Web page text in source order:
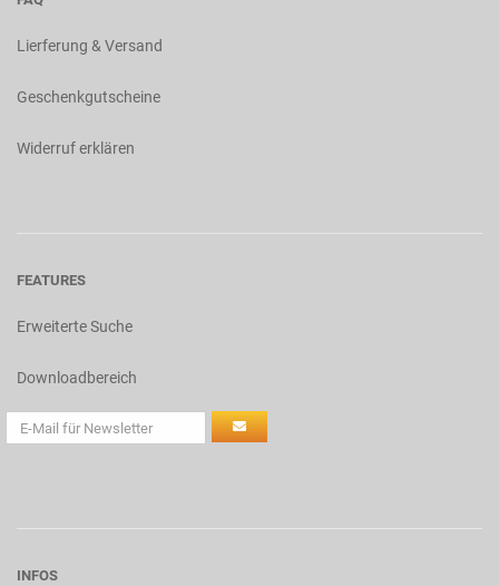
Lierferung & Versand
Geschenkgutscheine
Widerruf erklären
FEATURES
Erweiterte Suche
Downloadbereich
INFOS